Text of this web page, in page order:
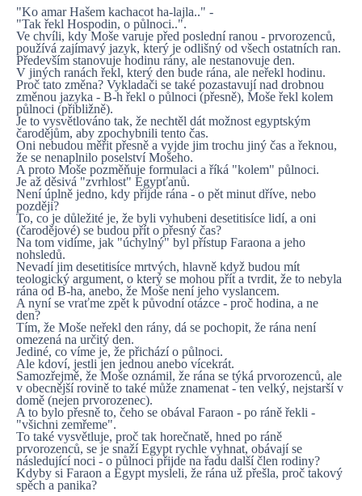
"Ko amar Hašem kachacot ha-lajla.." -
"Tak řekl Hospodin, o půlnoci..".
Ve chvíli, kdy Moše varuje před poslední ranou - prvorozenců,
používá zajímavý jazyk, který je odlišný od všech ostatních ran.
Především stanovuje hodinu rány, ale nestanovuje den.
V jiných ranách řekl, který den bude rána, ale neřekl hodinu.
Proč tato změna? Vykladači se také pozastavují nad drobnou
změnou jazyka - B-h řekl o půlnoci (přesně), Moše řekl kolem
půlnoci (přibližně).
Je to vysvětlováno tak, že nechtěl dát možnost egyptským
čarodějům, aby zpochybnili tento čas.
Oni nebudou měřit přesně a vyjde jim trochu jiný čas a řeknou,
že se nenaplnilo poselství Mošeho.
A proto Moše pozměňuje formulaci a říká "kolem" půlnoci.
Je až děsivá "zvrhlost" Egypťanů.
Není úplně jedno, kdy přijde rána - o pět minut dříve, nebo
později?
To, co je důležité je, že byli vyhubeni desetitisíce lidí, a oni
(čarodějové) se budou přít o přesný čas?
Na tom vidíme, jak "úchylný" byl přístup Faraona a jeho
nohsledů.
Nevadí jim desetitisíce mrtvých, hlavně když budou mít
teologický argument, o který se mohou přít a tvrdit, že to nebyla
rána od B-ha, anebo, že Moše není jeho vyslancem.
A nyní se vraťme zpět k původní otázce - proč hodina, a ne
den?
Tím, že Moše neřekl den rány, dá se pochopit, že rána není
omezená na určitý den.
Jediné, co víme je, že přichází o půlnoci.
Ale kdoví, jestli jen jednou anebo vícekrát.
Samozřejmě, že Moše oznámil, že rána se týká prvorozenců, ale
v obecnější rovině to také může znamenat - ten velký, nejstarší v
domě (nejen prvorozenec).
A to bylo přesně to, čeho se obával Faraon - po ráně řekli -
"všichni zemřeme".
To také vysvětluje, proč tak horečnatě, hned po ráně
prvorozenců, se je snaží Egypt rychle vyhnat, obávají se
následující noci - o půlnoci přijde na řadu další člen rodiny?
Kdyby si Faraon a Egypt mysleli, že rána už přešla, proč takový
spěch a panika?